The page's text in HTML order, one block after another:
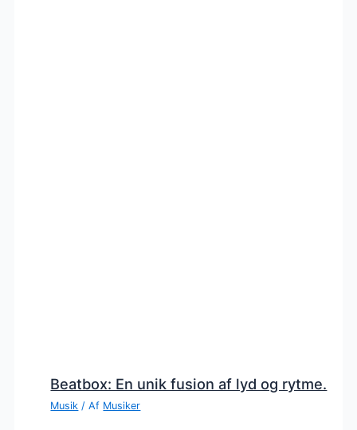
Beatbox: En unik fusion af lyd og rytme.
Musik / Af Musiker